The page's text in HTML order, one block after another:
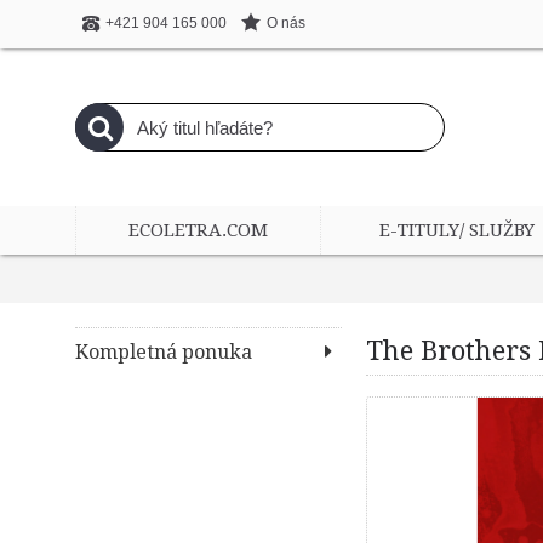
+421 904 165 000 O nás
ECOLETRA.COM E-TITULY/ SLUŽBY
Kompletná ponuka The Brothers